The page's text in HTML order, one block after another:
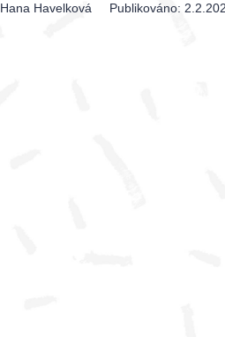
Hana Havelková Publikováno: